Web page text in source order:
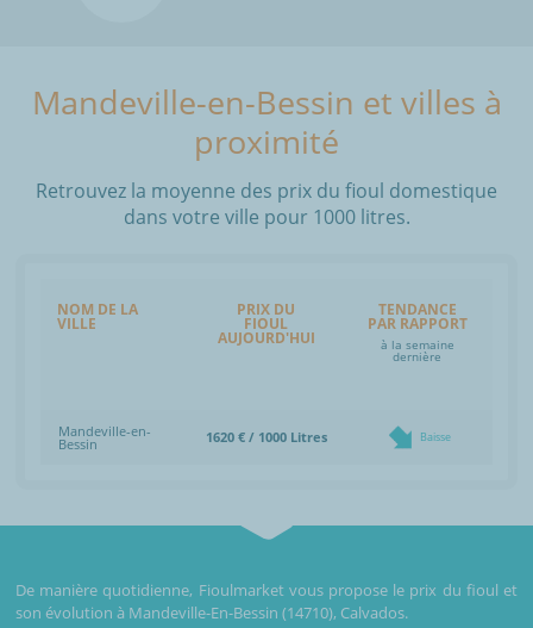
Mandeville-en-Bessin et villes à
proximité
Retrouvez la moyenne des prix du fioul domestique
dans votre ville pour 1000 litres.
NOM DE LA
VILLE
PRIX DU
FIOUL
AUJOURD'HUI
TENDANCE
PAR RAPPORT
à la semaine
dernière
Mandeville-en-
Bessin 1620 € / 1000 Litres Baisse
De manière quotidienne, Fioulmarket vous propose le prix du fioul et
son évolution à Mandeville-En-Bessin (14710), Calvados.